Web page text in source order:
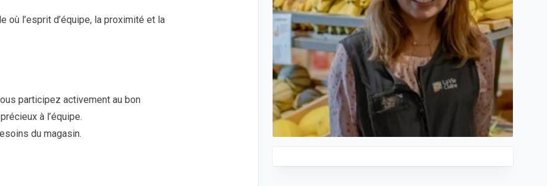
où l’esprit d’équipe, la proximité et la
participez activement au bon
à l’équipe.
du magasin.